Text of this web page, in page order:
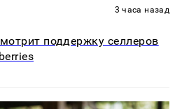
3 часа назад
поддержку селлеров